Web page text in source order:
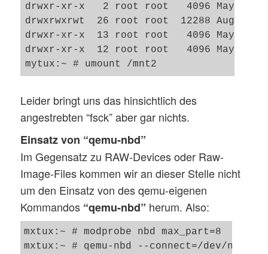
drwxr-xr-x   2 root root   4096 May 14
drwxrwxrwt  26 root root  12288 Aug  4
drwxr-xr-x  13 root root   4096 May 14
drwxr-xr-x  12 root root   4096 May 14
Leider bringt uns das hinsichtlich des
angestrebten “fsck” aber gar nichts.
Einsatz von “qemu-nbd”
Im Gegensatz zu RAW-Devices oder Raw-
Image-Files kommen wir an dieser Stelle nicht
um den Einsatz von des qemu-eigenen
Kommandos “qemu-nbd” herum. Also:
mxtux:~ # modprobe nbd max_part=8
mxtux:~ # qemu-nbd --connect=/dev/nbd0 /